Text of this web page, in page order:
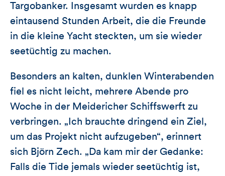
Targobanker. Insgesamt wurden es knapp
eintausend Stunden Arbeit, die die Freunde
in die kleine Yacht steckten, um sie wieder
seetüchtig zu machen.
Besonders an kalten, dunklen Winterabenden
fiel es nicht leicht, mehrere Abende pro
Woche in der Meidericher Schiffswerft zu
verbringen. „Ich brauchte dringend ein Ziel,
um das Projekt nicht aufzugeben“, erinnert
sich Björn Zech. „Da kam mir der Gedanke:
Falls die Tide jemals wieder seetüchtig ist,